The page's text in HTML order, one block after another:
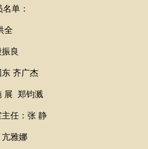
单：
全
良
东 齐广杰
展 郑钧溅
任：张 静
雅娜